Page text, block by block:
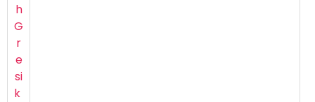
h
G
r
e
si
k